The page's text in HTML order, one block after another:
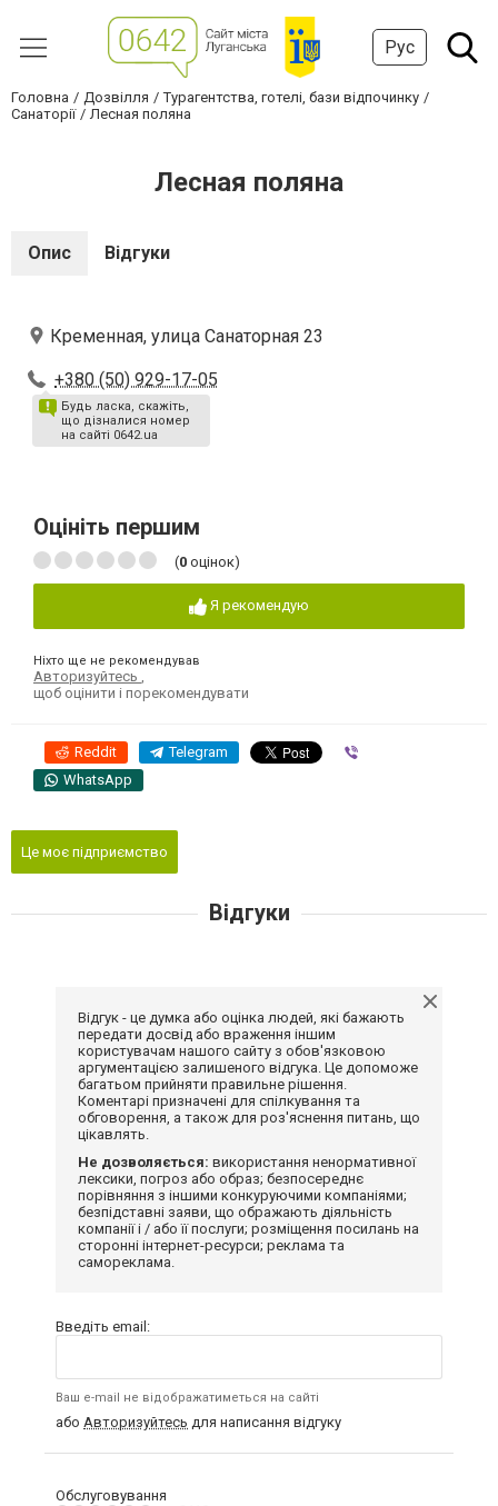
Рус
Головна Дозвілля
Турагентства, готелі, бази відпочинку
Санаторії
Лесная поляна
Лесная поляна
Опис Відгуки
Кременная, улица Санаторная 23
+380 (50) 929-17-05
Будь ласка, скажіть,
що дізналися номер
на сайті 0642.ua
Оцініть першим
(0 оцінок)
Я рекомендую
Ніхто ще не рекомендував
Авторизуйтесь
щоб оцінити і порекомендувати
Reddit Telegram
WhatsApp
Це моє підприємство
Відгуки
Відгук - це думка або оцінка людей, які бажають
передати досвід або враження іншим
користувачам нашого сайту з обов'язковою
аргументацією залишеного відгука. Це допоможе
багатьом прийняти правильне рішення.
Коментарі призначені для спілкування та
обговорення, а також для роз'яснення питань, що
цікавлять.
Не дозволяється: використання ненормативної
лексики, погроз або образ; безпосереднє
порівняння з іншими конкуруючими компаніями;
безпідставні заяви, що ображають діяльність
компанії і / або її послуги; розміщення посилань на
сторонні інтернет-ресурси; реклама та
самореклама.
Введіть email:
Ваш e-mail не відображатиметься на сайті
або Авторизуйтесь для написання відгуку
Обслуговування